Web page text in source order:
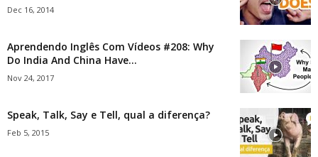
Dec 16, 2014
Aprendendo Inglês Com Vídeos #208: Why
Do India And China Have...
Nov 24, 2017
Speak, Talk, Say e Tell, qual a diferença?
Feb 5, 2015